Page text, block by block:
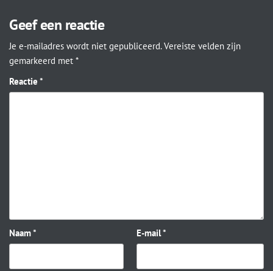
Geef een reactie
Je e-mailadres wordt niet gepubliceerd. Vereiste velden zijn
gemarkeerd met *
Reactie *
Naam* E-mail*